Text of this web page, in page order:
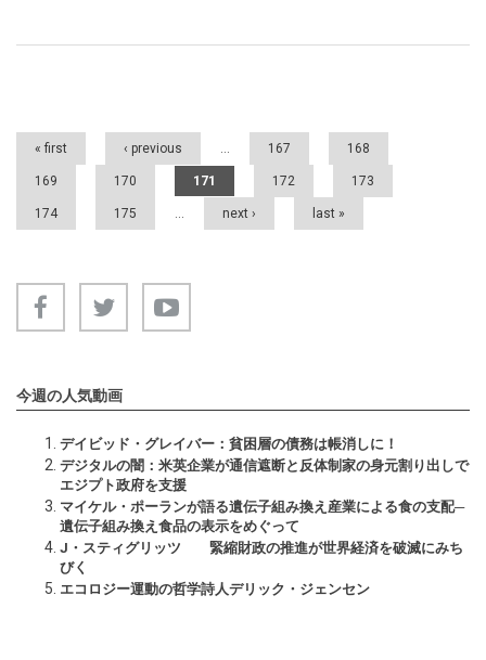
Pages
« first ‹ previous … 167 168
169 170 171 172 173
174 175 … next › last »
今週の人気動画
デイビッド・グレイバー：貧困層の債務は帳消しに！
デジタルの闇：米英企業が通信遮断と反体制家の身元割り出しで
エジプト政府を支援
マイケル・ポーランが語る遺伝子組み換え産業による食の支配─
遺伝子組み換え食品の表示をめぐって
J・スティグリッツ 緊縮財政の推進が世界経済を破滅にみち
びく
エコロジー運動の哲学詩人デリック・ジェンセン